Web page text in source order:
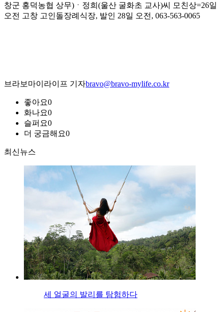
창군 홍덕농협 상무)ㆍ정희(울산 굴화초 교사)씨 모친상=26일
오전 고창 고인돌장례식장, 발인 28일 오전, 063-563-0065
브라보마이라이프 기자bravo@bravo-mylife.co.kr
좋아요0
화나요0
슬퍼요0
더 궁금해요0
최신뉴스
세 얼굴의 발리를 탐험하다